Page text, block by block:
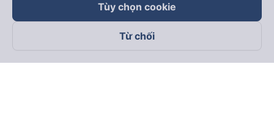
Theo dõi chúng tôi trên
Tùy chọn cookie
Từ chối